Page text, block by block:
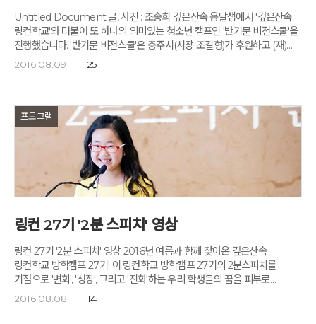
Untitled Document 글, 사진 : 조송희 깊은산속 옹달샘에서 '깊은산속
링컨학교'와 더불어 또 하나의 의미있는 청소년 캠프인 '반기문 비전스쿨'을
진행했습니다. '반기문 비전스쿨'은 충주시(시장 조길형)가 후원하고 (재)
충주시 장학회 주관과 충주시 교육지원청의 협조로 이루어졌습니다. 충주의
링컨학교'는 매년 여름과 겨울, 이 땅의 청소년들에게 꿈의 북극성을 띄우고
그 꿈의 이타적인 가치를 실현하는 '꿈너머 꿈'까지 생각하게 하는 청소년
리더십캠프의 산실로서 이미 8,200명이 이 캠프를 거쳐 갔습니다.
'깊은산속 옹달샘'의 웰컴센터에서 입학 안내를 받는 학생들입니다.
아침지기 이효정님이 진행하는 '오리엔테이션 시간'입니다. "학생들이
행복한 충주시를 만드는 것이 우리시의 꿈입니다." 충주시 여성청소년과
박종선과장님의 인사말입니다. 각자의 꿈방에서 조별로 모여 자기소개를
하는 시간입니다. '반기문 비전캠프'는 빨주노초 4개 꿈방, 12조로
나누어졌습니다. 9~10명으로 이루어진 1개 조는 서로가 서로에게 친구이자
형제가 되어 2박3일의 캠프기간 동안 함께 토의하고, 미션을 수행하며
끈끈하고 단단한 우정을 나눕니다. '몸 풀기 마음풀기' 시간이네요. '깊은산속
옹달샘은 명상센터입니다. 명상요가를 배우며 오랫동안 굳어있던 몸과
마음을 활짝 열고 풀어줍니다. 명상의 기본자세와 호흡을 배웁니다. 명상은
처음인데도 학생들의 자세가 참 좋습니다. "여러분의 가슴에 북극성이라는
2016.08.09 25
프로그램
링컨 27기 '2분 스피치' 영상
링컨 27기 '2분 스피치' 영상 2016년 여름과 함께 찾아온 깊은산속
링컨학교 방학캠프 27기! 이 링컨학교 방학캠프 27기의 2분스피치를
기점으로 '변화', '성장', 그리고 '진화'하는 우리 학생들의 꿈을 피부로
느껴보시기 바랍니다.
2016.08.08 14